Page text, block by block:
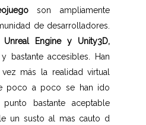
son ampliamente
de desarrolladores.
Unreal Engine y Unity3D,
bastante accesibles. Han
más la realidad virtual
poco a poco se han ido
bastante aceptable
un susto al mas cauto d